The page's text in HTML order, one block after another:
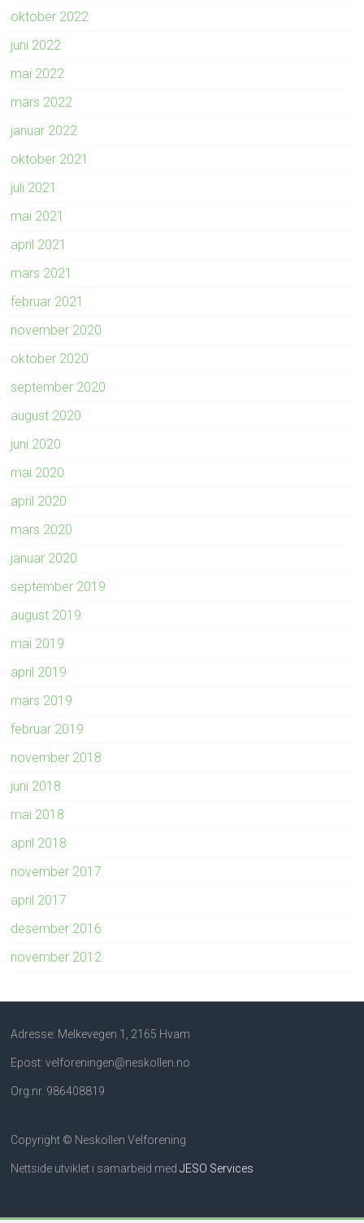
oktober 2022
juni 2022
mai 2022
mars 2022
januar 2022
oktober 2021
juli 2021
mai 2021
april 2021
mars 2021
februar 2021
november 2020
oktober 2020
september 2020
august 2020
juni 2020
mai 2020
april 2020
mars 2020
januar 2020
september 2019
august 2019
mai 2019
april 2019
mars 2019
februar 2019
november 2018
juni 2018
mai 2018
april 2018
november 2017
april 2017
desember 2016
november 2012
Adresse: Melkevegen 1, 2165 Hvam
Epost: velforeningen@neskollen.no
Org.nr. 986408819
Copyright © Neskollen Velforening
Nettside utviklet i samarbeid medJESO Services